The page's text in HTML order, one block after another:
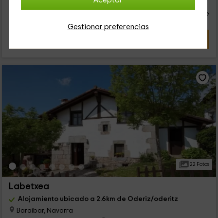
Gestionar preferencias
persona y noche
22 Fotos
Labetxea
Alojamiento ubicado a 2.6km de Oderiz/oderitz
Baraibar, Navarra